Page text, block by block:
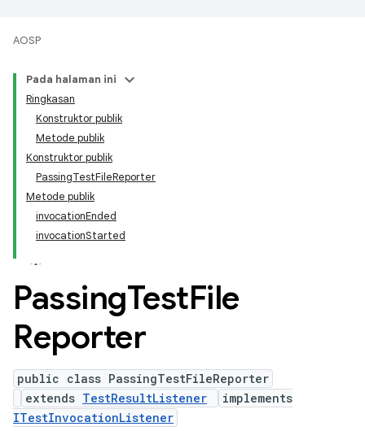
AOSP
Pada halaman ini
Ringkasan
Konstruktor publik
Metode publik
Konstruktor publik
PassingTestFileReporter
Metode publik
invocationEnded
invocationStarted
PassingTestFile
Reporter
public class PassingTestFileReporter
extends TestResultListener
implements
ITestInvocationListener